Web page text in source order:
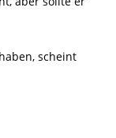
scheint